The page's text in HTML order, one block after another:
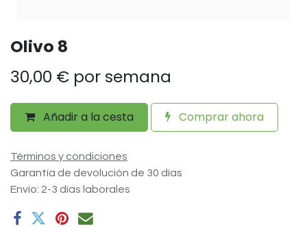
Olivo 8
30,00 € por semana
Añadir a la cesta Comprar ahora
Términos y condiciones
Garantía de devolución de 30 días
Envío: 2-3 días laborales